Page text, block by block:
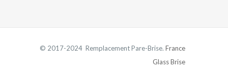
© 2017-2024 Remplacement Pare-Brise. France
Glass Brise